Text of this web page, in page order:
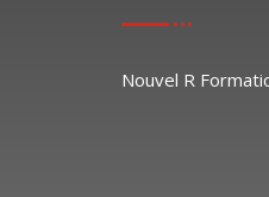
Nouvel R